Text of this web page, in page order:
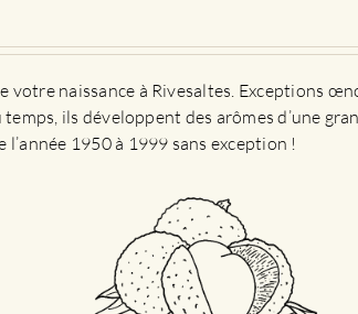
votre naissance à Rivesaltes. Exceptions
ils développent des arômes d’une
1950 à 1999 sans exception !